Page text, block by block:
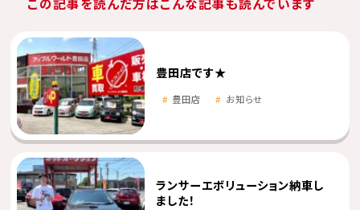
豊田店です★
豊田店 お知らせ
ランサーエボリューション納車し
ました！